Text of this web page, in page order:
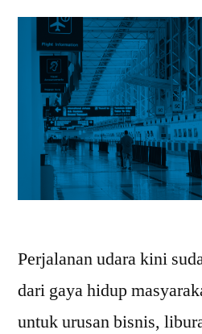
Perjalanan udara kini
dari gaya hidup
untuk urusan bisnis,